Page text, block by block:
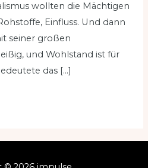
wollten die Mächtigen
Einfluss. Und dann
seiner großen
und Wohlstand ist für
das […]